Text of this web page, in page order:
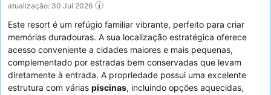
atualização: 30 Jul 2026
Este resort é um refúgio familiar vibrante, perfeito para criar
memórias duradouras. A sua localização estratégica oferece
acesso conveniente a cidades maiores e mais pequenas,
complementado por estradas bem conservadas que levam
diretamente à entrada. A propriedade possui uma excelente
estrutura com várias piscinas, incluindo opções aquecidas,